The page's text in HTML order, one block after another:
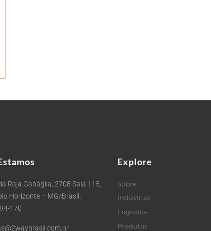
Raja Gabáglia, 2708 Sala 115,
Horizonte – MG/Brasil.
170
Explore
Sobre
Indústrias
Logística
Produtos